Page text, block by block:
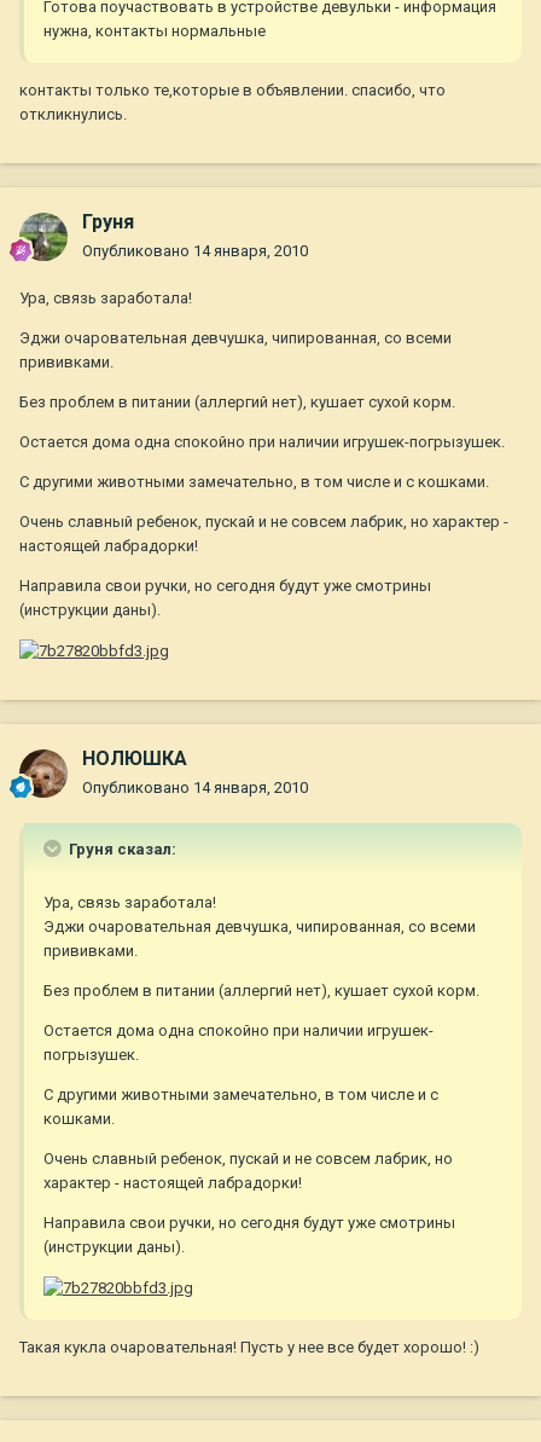
Готова поучаствовать в устройстве девульки - информация
нужна, контакты нормальные
контакты только те,которые в объявлении. спасибо, что
откликнулись.
Груня
Опубликовано 14 января, 2010
Ура, связь заработала!
Эджи очаровательная девчушка, чипированная, со всеми
прививками.
Без проблем в питании (аллергий нет), кушает сухой корм.
Остается дома одна спокойно при наличии игрушек-погрызушек.
С другими животными замечательно, в том числе и с кошками.
Очень славный ребенок, пускай и не совсем лабрик, но характер -
настоящей лабрадорки!
Направила свои ручки, но сегодня будут уже смотрины
(инструкции даны).
НОЛЮШКА
Опубликовано 14 января, 2010
Груня сказал:
Ура, связь заработала!
Эджи очаровательная девчушка, чипированная, со всеми
прививками.
Без проблем в питании (аллергий нет), кушает сухой корм.
Остается дома одна спокойно при наличии игрушек-
погрызушек.
С другими животными замечательно, в том числе и с
кошками.
Очень славный ребенок, пускай и не совсем лабрик, но
характер - настоящей лабрадорки!
Направила свои ручки, но сегодня будут уже смотрины
(инструкции даны).
Такая кукла очаровательная! Пусть у нее все будет хорошо! :)